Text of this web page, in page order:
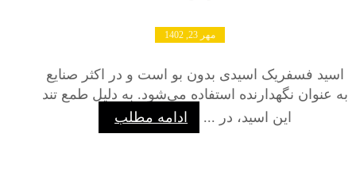
مهر 23, 1402
اسید فسفریک اسیدی بدون بو است و در اکثر صنایع
به عنوان نگهدارنده استفاده می‌شود. به دلیل طمع تند
این اسید، در ...
ادامه مطلب